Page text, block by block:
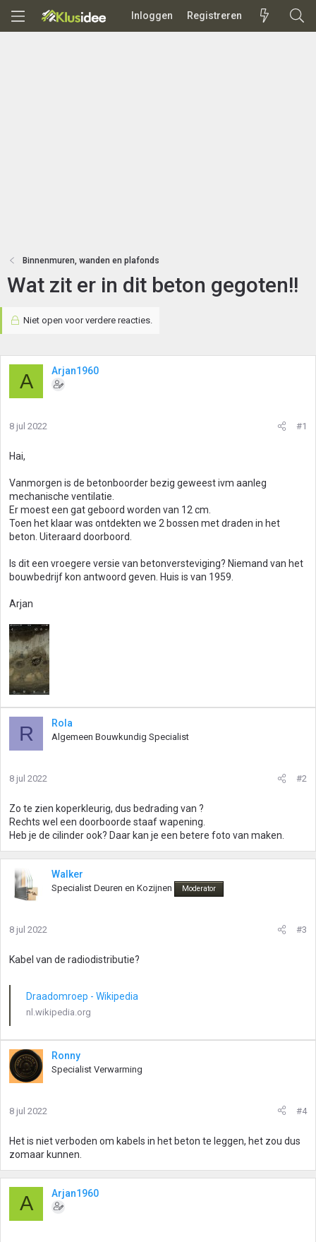
Inloggen Registreren
Binnenmuren, wanden en plafonds
Wat zit er in dit beton gegoten!!
Niet open voor verdere reacties.
A Arjan1960
8 jul 2022 #1
Hai,
Vanmorgen is de betonboorder bezig geweest ivm aanleg
mechanische ventilatie.
Er moest een gat geboord worden van 12 cm.
Toen het klaar was ontdekten we 2 bossen met draden in het
beton. Uiteraard doorboord.
Is dit een vroegere versie van betonversteviging? Niemand van het
bouwbedrijf kon antwoord geven. Huis is van 1959.
Arjan
R Rola
Algemeen Bouwkundig Specialist
8 jul 2022 #2
Zo te zien koperkleurig, dus bedrading van ?
Rechts wel een doorboorde staaf wapening.
Heb je de cilinder ook? Daar kan je een betere foto van maken.
Walker
Specialist Deuren en Kozijnen Moderator
8 jul 2022 #3
Kabel van de radiodistributie?
Draadomroep - Wikipedia
nl.wikipedia.org
Ronny
Specialist Verwarming
8 jul 2022 #4
Het is niet verboden om kabels in het beton te leggen, het zou dus
zomaar kunnen.
A Arjan1960